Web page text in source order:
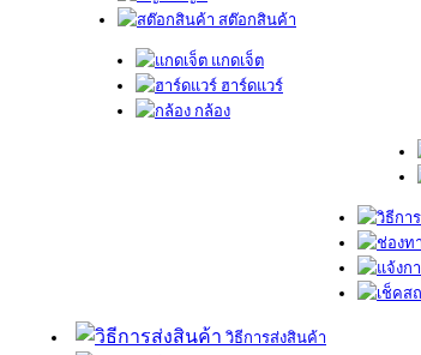
สต๊อกสินค้า
แกดเจ็ต
ฮาร์ดแวร์
กล้อง
วิธีการส่งสินค้า